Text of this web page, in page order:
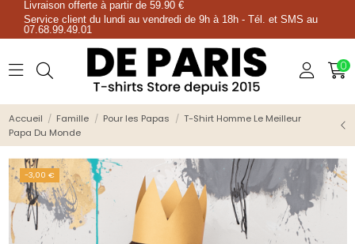
Livraison offerte à partir de 59.90 €
Service client du lundi au vendredi de 9h à 18h - Tél. et SMS au
07.68.99.49.01
0
Accueil Famille Pour les Papas
T-Shirt Homme Le Meilleur
Papa Du Monde
-3,00 €